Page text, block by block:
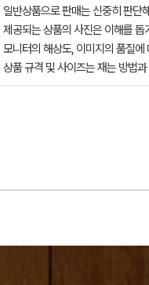
일반상품으로 판매는 신중히 판단
제공되는 상품의 사진은 이해를
모니터의 해상도, 이미지의 품질
상품 규격 및 사이즈는 재는 방법